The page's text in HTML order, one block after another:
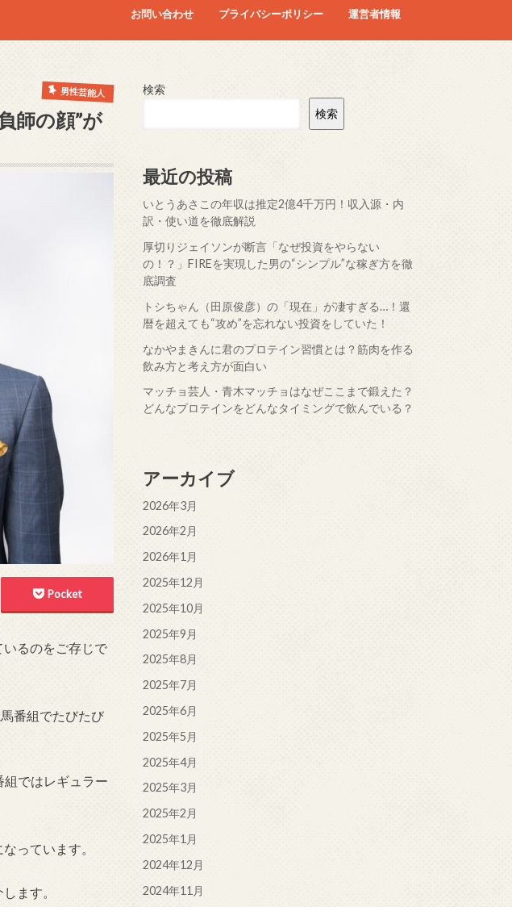
お問い合わせ プライバシーポリシー 運営者情報
男性芸能人
師の顔”が
Pocket
るのをご存じで
番組でたびたび
組ではレギュラー
っています。
ます。
検索
検索
最近の投稿
いとうあさこの年収は推定2億4千万円！収入源・内
訳・使い道を徹底解説
厚切りジェイソンが断言「なぜ投資をやらない
の！？」FIREを実現した男の“シンプル”な稼ぎ方を徹
底調査
トシちゃん（田原俊彦）の「現在」が凄すぎる…！還
暦を超えても“攻め”を忘れない投資をしていた！
なかやまきんに君のプロテイン習慣とは？筋肉を作る
飲み方と考え方が面白い
マッチョ芸人・青木マッチョはなぜここまで鍛えた？
どんなプロテインをどんなタイミングで飲んでいる？
アーカイブ
2026年3月
2026年2月
2026年1月
2025年12月
2025年10月
2025年9月
2025年8月
2025年7月
2025年6月
2025年5月
2025年4月
2025年3月
2025年2月
2025年1月
2024年12月
2024年11月